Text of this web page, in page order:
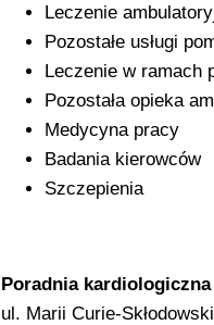
Leczenie
Pozostałe usługi
Leczenie w ramach
Pozostała opieka
Medycyna pracy
Badania kierowców
Szczepienia
Poradnia kardiologiczna
ul. Marii Curie-